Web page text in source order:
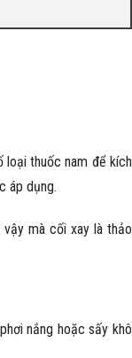
loại thuốc nam để kích
áp dụng.
mà cối xay là thảo
nắng hoặc sấy khô